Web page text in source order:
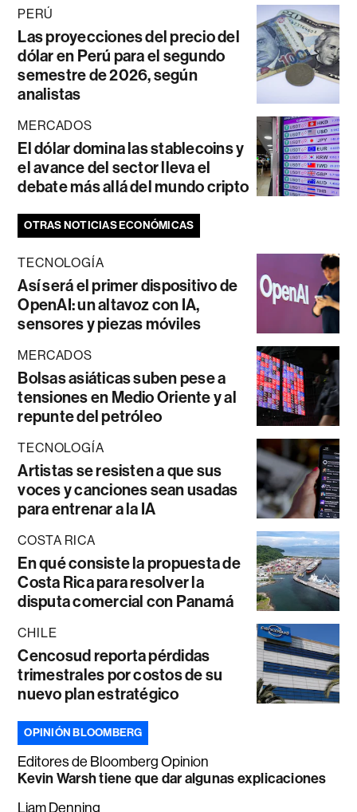
PERÚ
Las proyecciones del precio del
dólar en Perú para el segundo
semestre de 2026, según
analistas
MERCADOS
El dólar domina las stablecoins y
el avance del sector lleva el
debate más allá del mundo cripto
OTRAS NOTICIAS ECONÓMICAS
TECNOLOGÍA
Así será el primer dispositivo de
OpenAI: un altavoz con IA,
sensores y piezas móviles
MERCADOS
Bolsas asiáticas suben pese a
tensiones en Medio Oriente y al
repunte del petróleo
TECNOLOGÍA
Artistas se resisten a que sus
voces y canciones sean usadas
para entrenar a la IA
COSTA RICA
En qué consiste la propuesta de
Costa Rica para resolver la
disputa comercial con Panamá
CHILE
Cencosud reporta pérdidas
trimestrales por costos de su
nuevo plan estratégico
OPINIÓN BLOOMBERG
Editores de Bloomberg Opinion
Kevin Warsh tiene que dar algunas explicaciones
Liam Denning